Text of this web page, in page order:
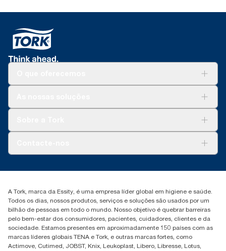
+351 218 985 110
A Tork, marca da Essity, é uma empresa líder global em higiene e saúde.
Todos os dias, nossos produtos, serviços e soluções são usados por um
bilhão de pessoas em todo o mundo. Nosso objetivo é quebrar barreiras
pelo bem-estar dos consumidores, pacientes, cuidadores, clientes e da
sociedade. Estamos presentes em aproximadamente 150 países com as
marcas líderes globais TENA e Tork, e outras marcas fortes, como
Actimove, Cutimed, JOBST, Knix, Leukoplast, Libero, Libresse, Lotus,